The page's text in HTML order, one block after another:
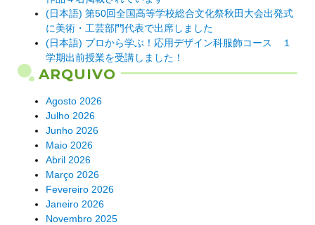
(日本語) 第50回全国高等学校総合文化祭秋田大会出発式
に美術・工芸部門代表で出席しました
(日本語) プロから学ぶ！応用デザイン科服飾コース １
学期出前授業を受講しました！
ARQUIVO
Agosto 2026
Julho 2026
Junho 2026
Maio 2026
Abril 2026
Março 2026
Fevereiro 2026
Janeiro 2026
Novembro 2025